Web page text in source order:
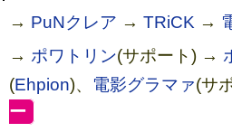
→ PuNクレア →TRiCK →
→ ポワトリン(サポート) →
(Ehpion)、 電影グラマァ(サ
ー